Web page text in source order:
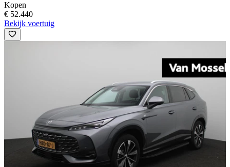
Kopen
€ 52.440
Bekijk voertuig